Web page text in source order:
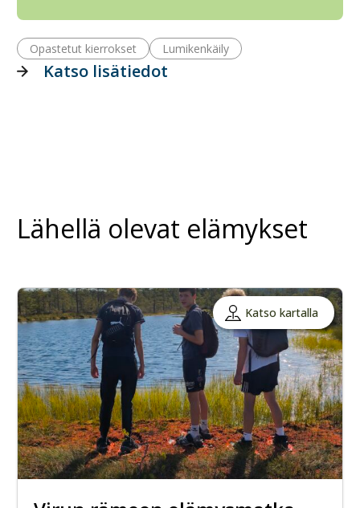
Opastetut kierrokset Lumikenkäily
Katso lisätiedot
Lähellä olevat elämykset
Katso kartalla